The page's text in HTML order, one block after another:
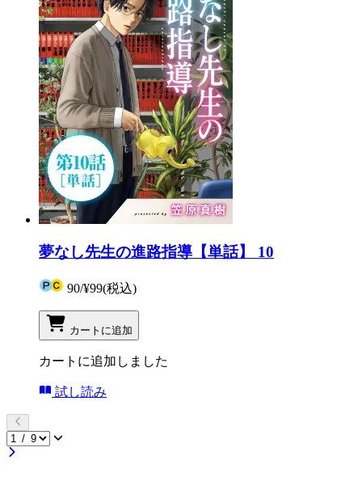
夢なし先生の進路指導【単話】 10
90/¥99(税込)
カートに追加
カートに追加しました
試し読み